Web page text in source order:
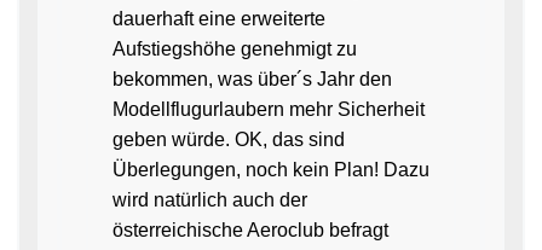
dauerhaft eine erweiterte
Aufstiegshöhe genehmigt zu
bekommen, was über´s Jahr den
Modellflugurlaubern mehr Sicherheit
geben würde. OK, das sind
Überlegungen, noch kein Plan! Dazu
wird natürlich auch der
österreichische Aeroclub befragt